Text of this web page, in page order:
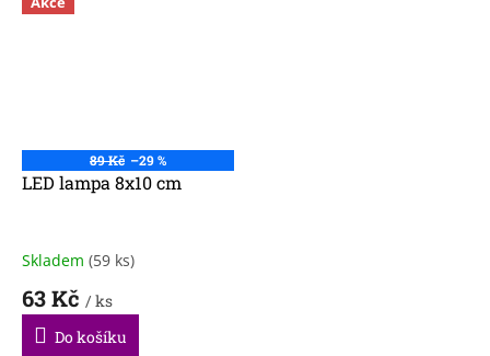
89 Kč –29 %
LED lampa 8x10 cm
Skladem (59 ks)
63 Kč / ks
Do košíku